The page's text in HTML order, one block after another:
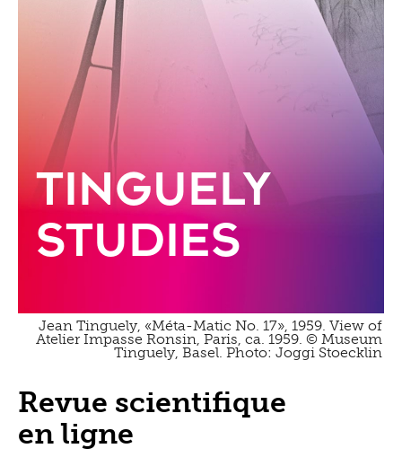
Tinguely
Studies
Jean Tinguely, «Méta-Matic No. 17», 1959. View of
Atelier Impasse Ronsin, Paris, ca. 1959. © Museum
Tinguely, Basel. Photo: Joggi Stoecklin
Revue scientifique
en ligne